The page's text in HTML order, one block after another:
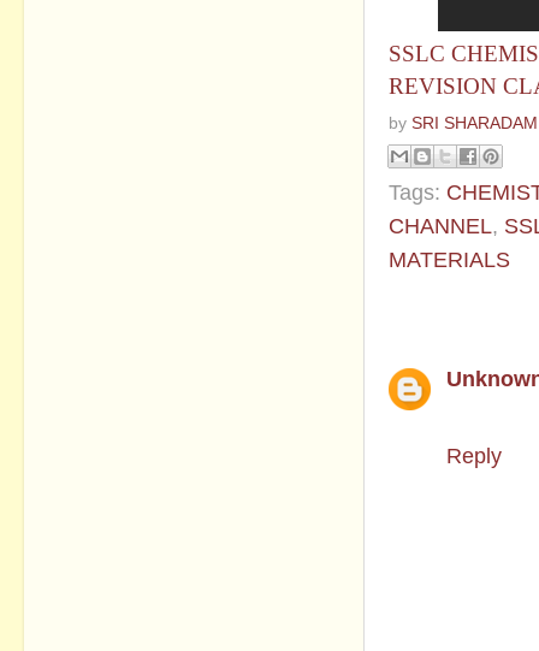
SSLC
REVISION
by SRI
Tags:
CHANNEL,
MATERIALS
Reply